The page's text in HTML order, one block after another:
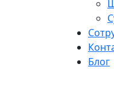
Блог